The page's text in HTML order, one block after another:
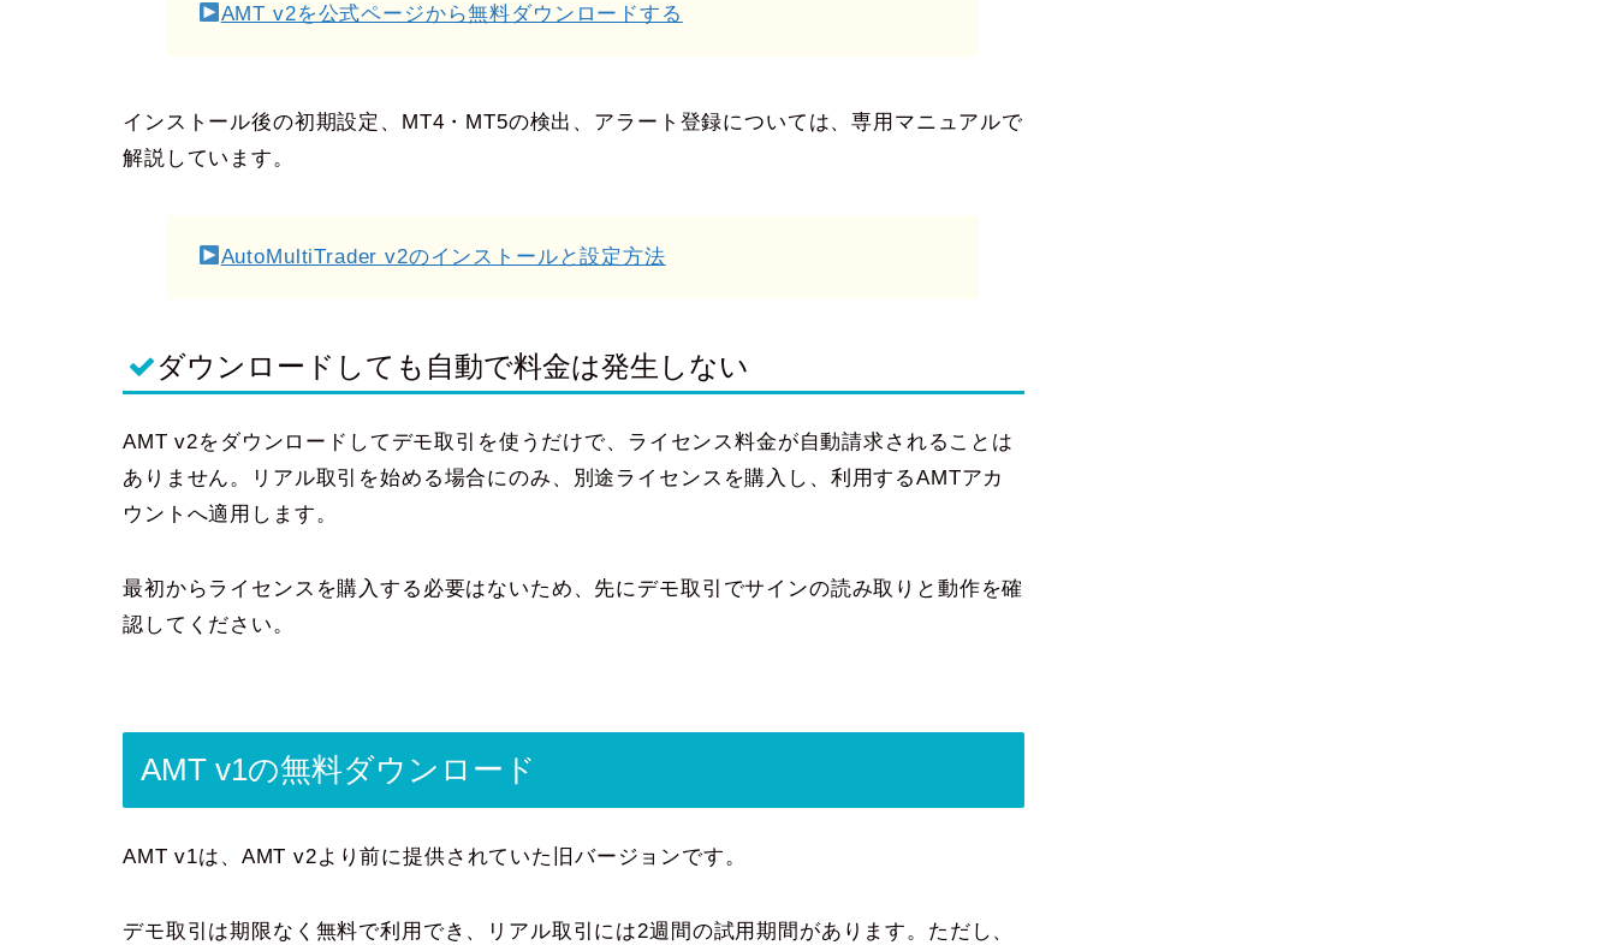
AMT v2を公式ページから無料ダウンロードする
インストール後の初期設定、MT4・MT5の検出、アラート登録については、専用マニュアルで
解説しています。
AutoMultiTrader v2のインストールと設定方法
ダウンロードしても自動で料金は発生しない
AMT v2をダウンロードしてデモ取引を使うだけで、ライセンス料金が自動請求されることは
ありません。リアル取引を始める場合にのみ、別途ライセンスを購入し、利用するAMTアカ
ウントへ適用します。
最初からライセンスを購入する必要はないため、先にデモ取引でサインの読み取りと動作を確
認してください。
AMT v1の無料ダウンロード
AMT v1は、AMT v2より前に提供されていた旧バージョンです。
デモ取引は期限なく無料で利用でき、リアル取引には2週間の試用期間があります。ただし、